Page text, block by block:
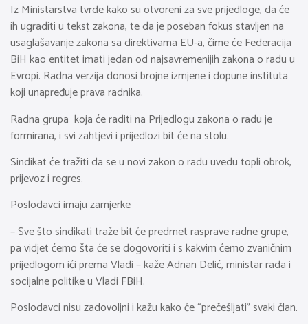
Iz Ministarstva tvrde kako su otvoreni za sve prijedloge, da će
ih ugraditi u tekst zakona, te da je poseban fokus stavljen na
usaglašavanje zakona sa direktivama EU-a, čime će Federacija
BiH kao entitet imati jedan od najsavremenijih zakona o radu u
Evropi. Radna verzija donosi brojne izmjene i dopune instituta
koji unapređuje prava radnika.
Radna grupa koja će raditi na Prijedlogu zakona o radu je
formirana, i svi zahtjevi i prijedlozi bit će na stolu.
Sindikat će tražiti da se u novi zakon o radu uvedu topli obrok,
prijevoz i regres.
Poslodavci imaju zamjerke
– Sve što sindikati traže bit će predmet rasprave radne grupe,
pa vidjet ćemo šta će se dogovoriti i s kakvim ćemo zvaničnim
prijedlogom ići prema Vladi – kaže Adnan Delić, ministar rada i
socijalne politike u Vladi FBiH.
Poslodavci nisu zadovoljni i kažu kako će “prečešljati” svaki član.